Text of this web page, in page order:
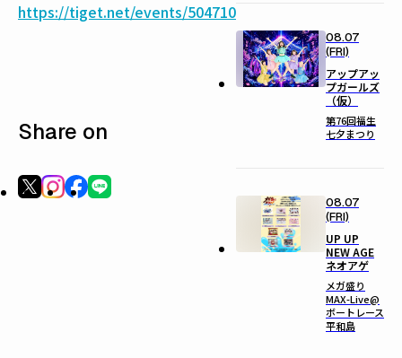
https://tiget.net/events/504710
Share on
08.07
(FRI)
アップアッ
プガールズ
（仮）
第76回福生
七夕まつり
08.07
(FRI)
UP UP
NEW AGE
ネオアゲ
メガ盛り
MAX-Live@
ボートレース
平和島